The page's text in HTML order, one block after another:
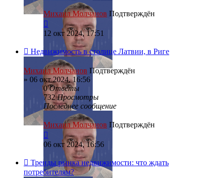
Михаил Молчанов Подтверждён
12 окт 2024, 17:51
Недвижимость в столице Латвии, в Риге
Михаил Молчанов Подтверждён
» 06 окт 2024, 16:56
0Ответы
732Просмотры
Последнее сообщение
Михаил Молчанов Подтверждён
06 окт 2024, 16:56
Тренды рынка недвижимости: что ждать
потребителям?